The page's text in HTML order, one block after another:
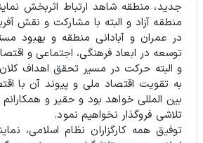
جدید، منطقه شاهد ارتباط اثربخش
منطقه آزاد و البته با مشارکت و نقش
در عمران و آبادانی منطقه و بهبود
توسعه در ابعاد فرهنگی، اجتماعی و
و البته حرکت در مسیر تحقق اهداف
به تقویت اقتصاد ملی و پیوند آن با
بین المللی خواهد بود و حقیر و همکارانم
تلاشی فروگذار نخواهیم نمود.
توفیق همه کارگزاران نظام اسلامی،